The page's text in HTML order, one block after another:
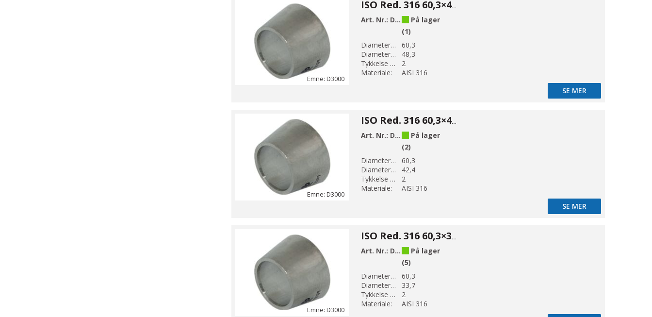
Emne: D3000
ISO Red. 316 60,3×48,3*2
Art. Nr.: D3012
På lager
(1)
Diameter 1 (mm):
60,3
Diameter 2 (mm):
48,3
Tykkelse (mm):
2
Materiale:
AISI 316
SE MER
Emne: D3000
ISO Red. 316 60,3×42,4*2
Art. Nr.: D3013
På lager
(2)
Diameter 1 (mm):
60,3
Diameter 2 (mm):
42,4
Tykkelse (mm):
2
Materiale:
AISI 316
SE MER
Emne: D3000
ISO Red. 316 60,3×33,7*2
Art. Nr.: D3014
På lager
(5)
Diameter 1 (mm):
60,3
Diameter 2 (mm):
33,7
Tykkelse (mm):
2
Materiale:
AISI 316